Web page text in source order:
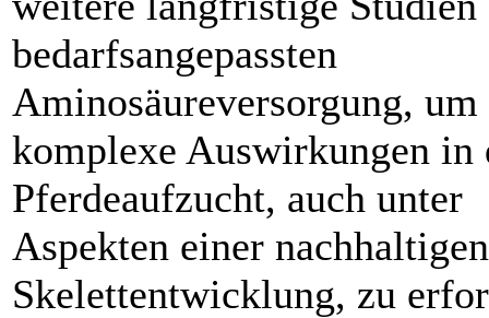
bedarfsangepassten
Aminosäureversorgung, um
komplexe Auswirkungen in
Pferdeaufzucht, auch unter
Aspekten einer nachhaltigen
Skelettentwicklung, zu